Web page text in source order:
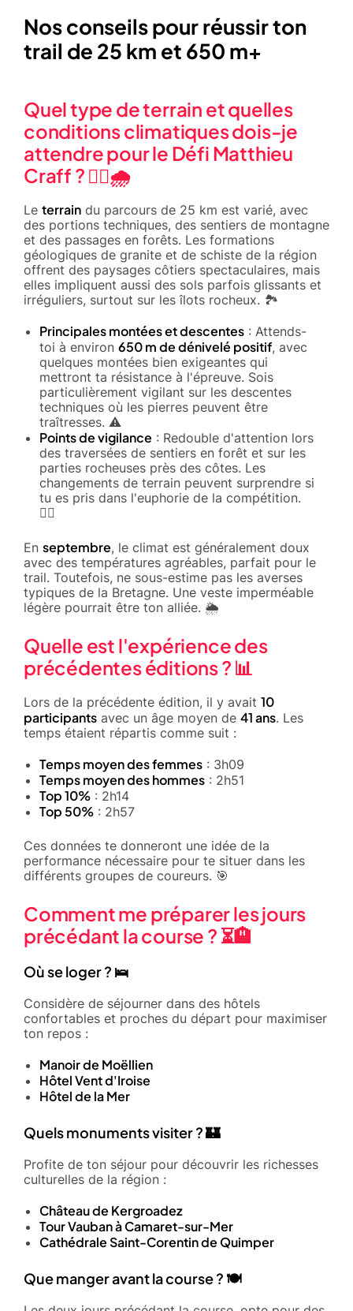
Nos conseils pour réussir ton
trail de 25 km et 650 m+
Quel type de terrain et quelles
conditions climatiques dois-je
attendre pour le Défi Matthieu
Craff ? 🏃‍♂️🌧️
Le terrain du parcours de 25 km est varié, avec
des portions techniques, des sentiers de montagne
et des passages en forêts. Les formations
géologiques de granite et de schiste de la région
offrent des paysages côtiers spectaculaires, mais
elles impliquent aussi des sols parfois glissants et
irréguliers, surtout sur les îlots rocheux. 🏞️
Principales montées et descentes : Attends-
toi à environ 650 m de dénivelé positif, avec
quelques montées bien exigeantes qui
mettront ta résistance à l'épreuve. Sois
particulièrement vigilant sur les descentes
techniques où les pierres peuvent être
traîtresses. ⚠️
Points de vigilance : Redouble d'attention lors
des traversées de sentiers en forêt et sur les
parties rocheuses près des côtes. Les
changements de terrain peuvent surprendre si
tu es pris dans l'euphorie de la compétition.
🚶‍♂️
En septembre, le climat est généralement doux
avec des températures agréables, parfait pour le
trail. Toutefois, ne sous-estime pas les averses
typiques de la Bretagne. Une veste imperméable
légère pourrait être ton alliée. 🌦️
Quelle est l'expérience des
précédentes éditions ? 📊
Lors de la précédente édition, il y avait 10
participants avec un âge moyen de 41 ans. Les
temps étaient répartis comme suit :
Temps moyen des femmes : 3h09
Temps moyen des hommes : 2h51
Top 10% : 2h14
Top 50% : 2h57
Ces données te donneront une idée de la
performance nécessaire pour te situer dans les
différents groupes de coureurs. 🎯
Comment me préparer les jours
précédant la course ? ⏳🏨
Où se loger ? 🛌
Considère de séjourner dans des hôtels
confortables et proches du départ pour maximiser
ton repos :
Manoir de Moëllien
Hôtel Vent d'Iroise
Hôtel de la Mer
Quels monuments visiter ? 🏰
Profite de ton séjour pour découvrir les richesses
culturelles de la région :
Château de Kergroadez
Tour Vauban à Camaret-sur-Mer
Cathédrale Saint-Corentin de Quimper
Que manger avant la course ? 🍽️